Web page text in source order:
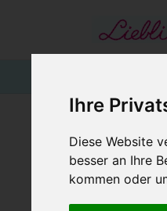
Ihre
Diese Website
besser an Ihre
kommen oder